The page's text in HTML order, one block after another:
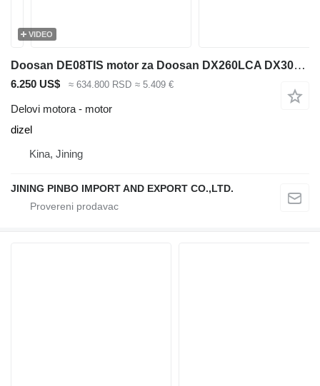
VIDEO
Doosan DE08TIS motor za Doosan DX260LCA DX300LCA bagera
6.250 US$ ≈ 634.800 RSD ≈ 5.409 €
Delovi motora - motor
dizel
Kina, Jining
JINING PINBO IMPORT AND EXPORT CO.,LTD.